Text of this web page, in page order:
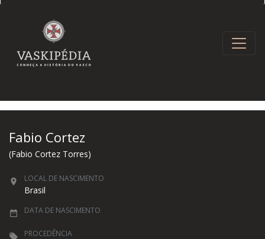
Fabio Cortez
(Fabio Cortez Torres)
LOCAL DE NASCIMENTO
Brasil
DATA DE NASCIMENTO
PROCEDÊNCIA